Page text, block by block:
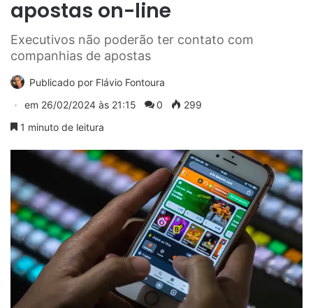
apostas on-line
Executivos não poderão ter contato com
companhias de apostas
Publicado por Flávio Fontoura
em 26/02/2024 às 21:15 0
299
1 minuto de leitura